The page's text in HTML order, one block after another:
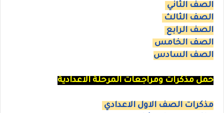
الصف الثاني
الصف الثالث
الصف الرابع
الصف الخامس
الصف السادس
حمل مذكرات ومراجعات المرحلة الاعدادية
مذكرات الصف الاول الاعدادي